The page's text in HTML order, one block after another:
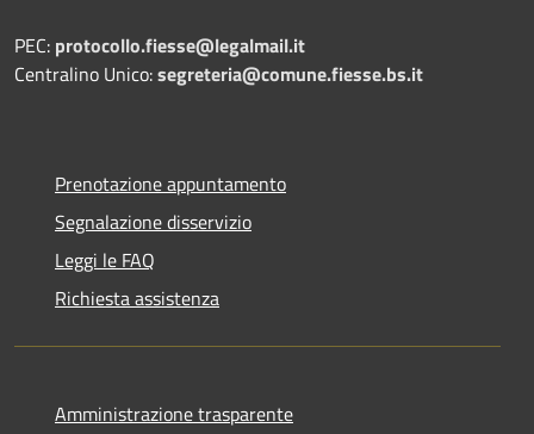
PEC: protocollo.fiesse@legalmail.it
Centralino Unico:segreteria@comune.fiesse.bs.it
Prenotazione appuntamento
Segnalazione disservizio
Leggi le FAQ
Richiesta assistenza
Amministrazione trasparente